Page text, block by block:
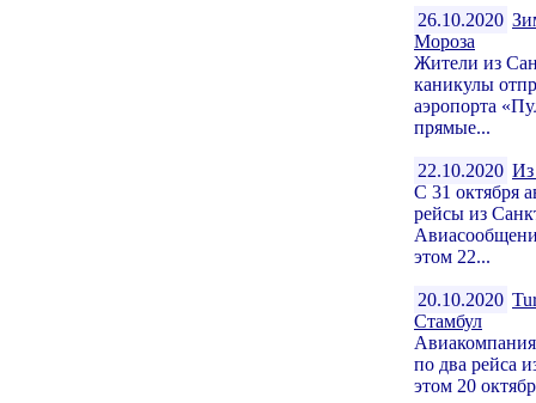
26.10.2020
Мороза
Жители из
каникулы
аэропорта
прямые...
22.10.2020 Из
С 31 октября
рейсы из
этом 22...
20.10.2020
Стамбул
по два рейса
этом 20